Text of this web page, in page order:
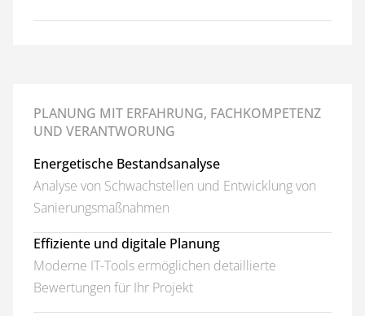
PLANUNG MIT ERFAHRUNG, FACHKOMPETENZ
UND VERANTWORUNG
Energetische Bestandsanalyse
Analyse von Schwachstellen und Entwicklung von
Sanierungsmaßnahmen
Effiziente und digitale Planung
Moderne IT-Tools ermöglichen detaillierte
Bewertungen für Ihr Projekt